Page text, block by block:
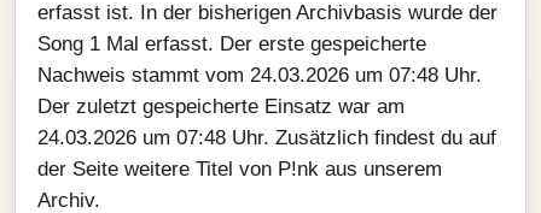
erfasst ist. In der bisherigen Archivbasis wurde der
Song 1 Mal erfasst. Der erste gespeicherte
Nachweis stammt vom 24.03.2026 um 07:48 Uhr.
Der zuletzt gespeicherte Einsatz war am
24.03.2026 um 07:48 Uhr. Zusätzlich findest du auf
der Seite weitere Titel von P!nk aus unserem
Archiv.